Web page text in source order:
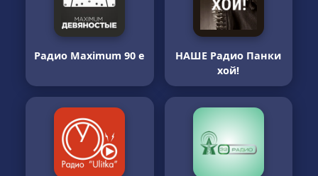
Радио Maximum 90 е
НАШЕ Радио Панки
хой!